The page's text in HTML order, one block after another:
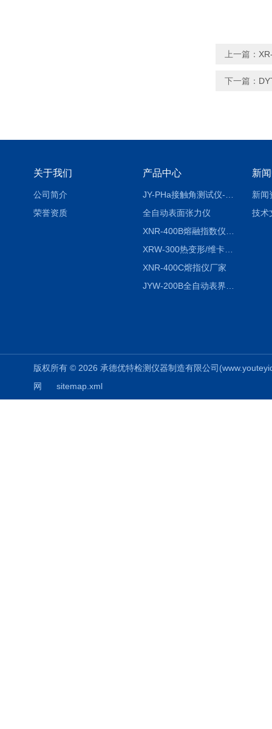
上一篇：
下一篇：
关于我们
公司简介
荣誉资质
产品中心
全自动表面张力仪
XRW-300热变形/维卡软化点温度测定仪
XNR-400C熔指仪厂家
新
新闻
技术
版权所有 © 2026 承德优特检测仪器制造有限公司
网
sitemap.xml